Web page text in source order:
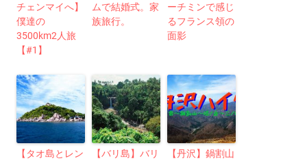
チェンマイへ】
僕達の
3500km2人旅
【#1】
ムで結婚式。家
族旅行。
ーチミンで感じ
るフランス領の
面影
【タオ島とレン
【バリ島】バリ
【丹沢】鍋割山